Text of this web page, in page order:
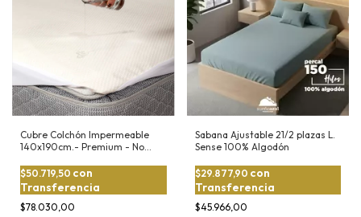
Cubre Colchón Impermeable
140x190cm.- Premium - No
$78.030,00
$50.719,50 con
Transferencia
Sabana Ajustable 21/2 plazas L.
Sense 100% Algodón
$45.966,00
$29.877,90 con
Transferencia